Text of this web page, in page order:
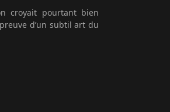
croyait pourtant bien
d’un subtil art du